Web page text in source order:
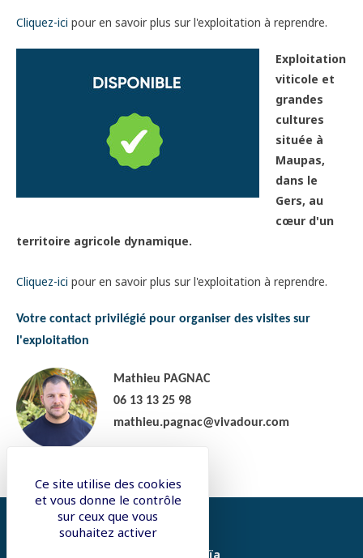
Cliquez-ici pour en savoir plus sur l'exploitation à reprendre.
Exploitation
viticole et
grandes
cultures
située à
Maupas,
dans le
Gers, au
cœur d'un
territoire agricole dynamique.
Cliquez-ici pour en savoir plus sur l'exploitation à reprendre.
Votre contact privilégié pour organiser des visites sur
l'exploitation
Mathieu PAGNAC
06 13 13 25 98
mathieu.pagnac@vivadour.com
Auraïa
Ce site utilise des cookies
et vous donne le contrôle
sur ceux que vous
souhaitez activer